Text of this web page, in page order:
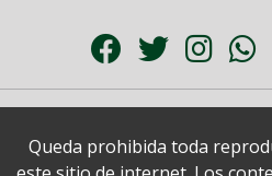
Queda prohibida toda